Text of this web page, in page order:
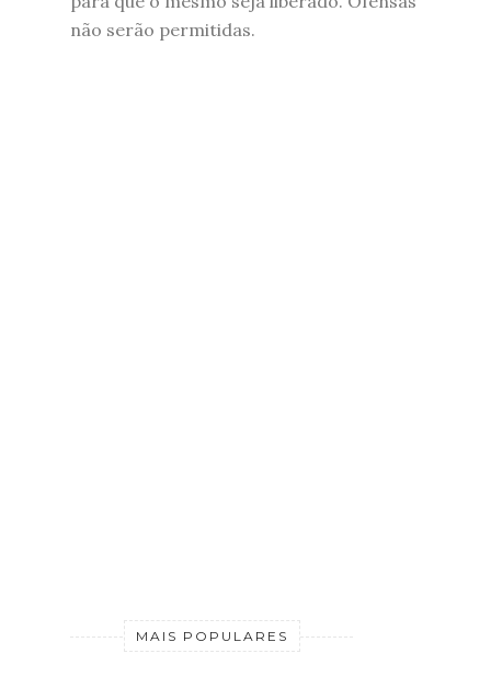
não serão permitidas.
MAIS POPULARES